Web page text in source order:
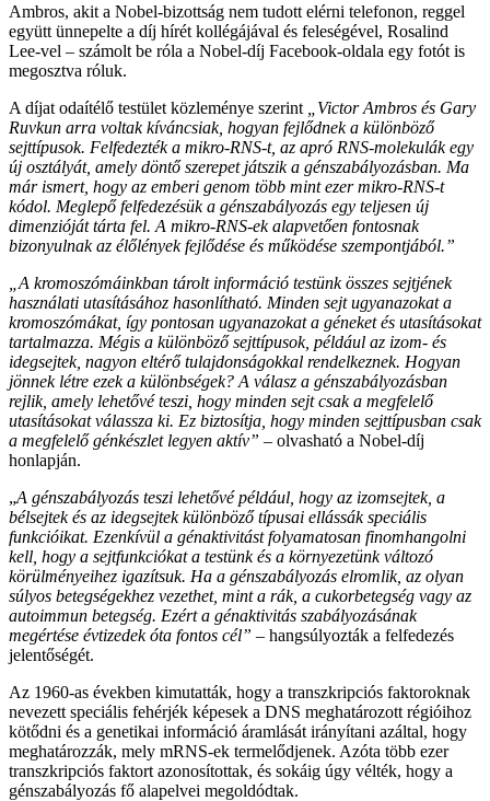
Ambros, akit a Nobel-bizottság nem tudott elérni telefonon, reggel
együtt ünnepelte a díj hírét kollégájával és feleségével, Rosalind
Lee-vel – számolt be róla a Nobel-díj Facebook-oldala egy fotót is
megosztva róluk.
A díjat odaítélő testület közleménye szerint
„Victor Ambros és Gary
Ruvkun arra voltak kíváncsiak, hogyan fejlődnek a különböző
sejttípusok. Felfedezték a mikro-RNS-t, az apró RNS-molekulák egy
új osztályát, amely döntő szerepet játszik a génszabályozásban. Ma
már ismert, hogy az emberi genom több mint ezer mikro-RNS-t
kódol. Meglepő felfedezésük a génszabályozás egy teljesen új
dimenzióját tárta fel. A mikro-RNS-ek alapvetően fontosnak
bizonyulnak az élőlények fejlődése és működése szempontjából.”
„A kromoszómáinkban tárolt információ testünk összes sejtjének
használati utasításához hasonlítható. Minden sejt ugyanazokat a
kromoszómákat, így pontosan ugyanazokat a géneket és utasításokat
tartalmazza. Mégis a különböző sejttípusok, például az izom- és
idegsejtek, nagyon eltérő tulajdonságokkal rendelkeznek. Hogyan
jönnek létre ezek a különbségek? A válasz a génszabályozásban
rejlik, amely lehetővé teszi, hogy minden sejt csak a megfelelő
utasításokat válassza ki. Ez biztosítja, hogy minden sejttípusban csak
a megfelelő génkészlet legyen aktív” – olvasható a Nobel-díj
honlapján.
„A génszabályozás teszi lehetővé például, hogy az izomsejtek, a
bélsejtek és az idegsejtek különböző típusai ellássák speciális
funkcióikat. Ezenkívül a génaktivitást folyamatosan finomhangolni
kell, hogy a sejtfunkciókat a testünk és a környezetünk változó
körülményeihez igazítsuk. Ha a génszabályozás elromlik, az olyan
súlyos betegségekhez vezethet, mint a rák, a cukorbetegség vagy az
autoimmun betegség. Ezért a génaktivitás szabályozásának
megértése évtizedek óta fontos cél” – hangsúlyozták a felfedezés
jelentőségét.
Az 1960-as években kimutatták, hogy a transzkripciós faktoroknak
nevezett speciális fehérjék képesek a DNS meghatározott régióihoz
kötődni és a genetikai információ áramlását irányítani azáltal, hogy
meghatározzák, mely mRNS-ek termelődjenek. Azóta több ezer
transzkripciós faktort azonosítottak, és sokáig úgy vélték, hogy a
génszabályozás fő alapelvei megoldódtak.